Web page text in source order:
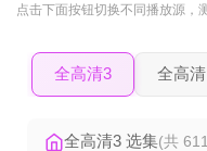
点击下面按钮切换不同播放源 ，
全高清3 全高清
全高清3 选集(共